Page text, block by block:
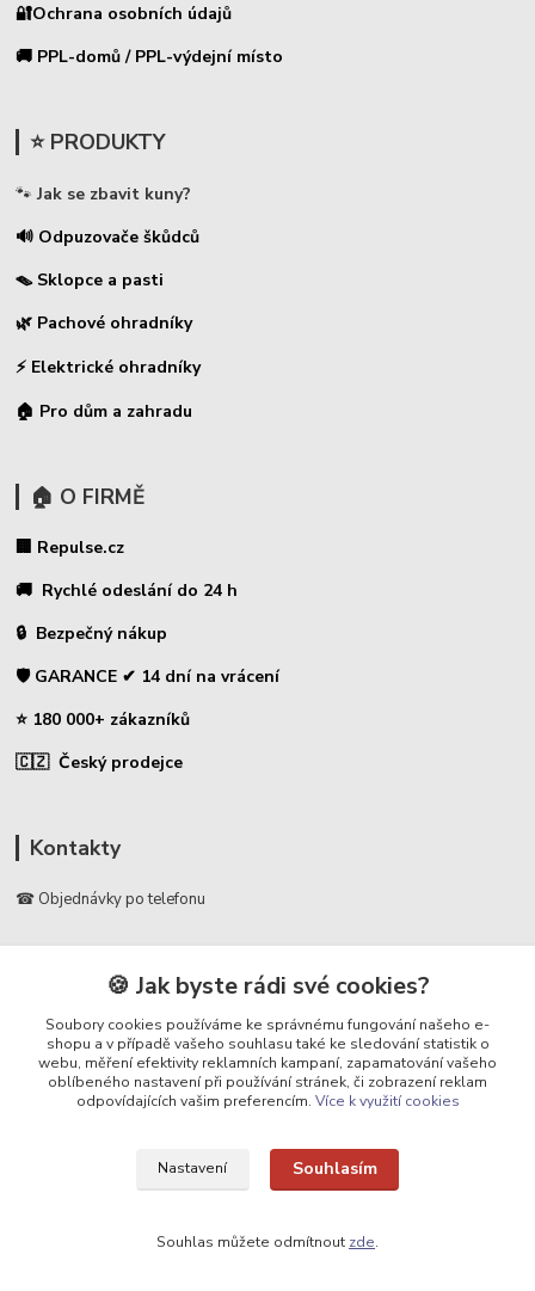
🔐Ochrana osobních údajů
🚚 PPL-domů / PPL-výdejní místo
⭐ PRODUKTY
🐾 Jak se zbavit kuny?
🔊 Odpuzovače škůdců
🪤 Sklopce a pasti
🌿 Pachové ohradníky
⚡ Elektrické ohradníky
🏠 Pro dům a zahradu
🏠 O FIRMĚ
🏢 Repulse.cz
🚚 Rychlé odeslání do 24 h
🔒 Bezpečný nákup
🛡️ GARANCE ✔ 14 dní na vrácení
⭐ 180 000+ zákazníků
🇨🇿 Český prodejce
Kontakty
☎ Objednávky po telefonu
📞 728 007 997
⏰ Po - Pá | 7:00 - 13:30 |
info@repulse.cz
Upravit sběr cookies.
REPULSE s.r.o. | www.repulse.cz | 2015-2026 © Hradec Králové
🍪 Jak byste rádi své cookies?
Soubory cookies používáme ke správnému fungování našeho e-
shopu a v případě vašeho souhlasu také ke sledování statistik o
webu, měření efektivity reklamních kampaní, zapamatování vašeho
oblíbeného nastavení při používání stránek, či zobrazení reklam
odpovídajících vašim preferencím. Více k využití cookies
Nastavení Souhlasím
Souhlas můžete odmítnout zde.